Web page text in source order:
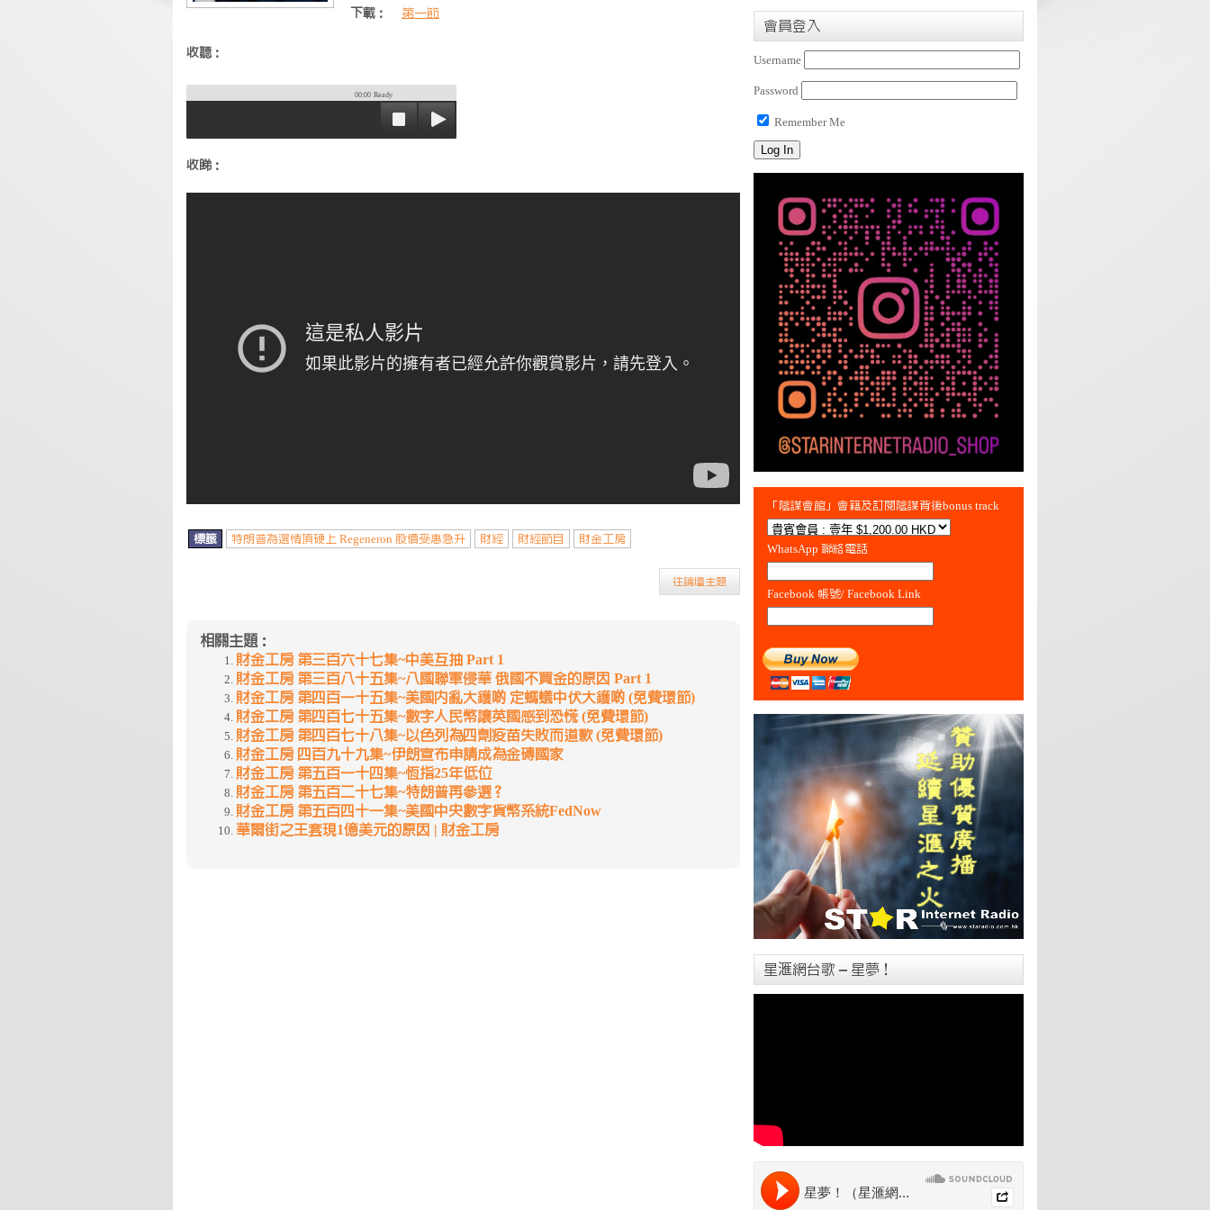
下載： 第一節
收聽：
00:00 Ready
收睇：
標籤 特朗普為選情頂硬上 Regeneron 股價受惠急升 財經 財經節目 財金工房
往論壇主題
相關主題：
財金工房 第三百六十七集~中美互抽 Part 1
財金工房 第三百八十五集~八國聯軍侵華 俄國不買金的原因 Part 1
財金工房 第四百一十五集~美國內亂大鑊啲 定螞蟻中伏大鑊啲 (免費環節)
財金工房 第四百七十五集~數字人民幣讓英國感到恐慌 (免費環節)
財金工房 第四百七十八集~以色列為四劑疫苗失敗而道歉 (免費環節)
財金工房 四百九十九集~伊朗宣布申請成為金磚國家
財金工房 第五百一十四集~恆指25年低位
財金工房 第五百二十七集~特朗普再參選？
財金工房 第五百四十一集~美國中央數字貨幣系統FedNow
華爾街之王套現1億美元的原因 | 財金工房
會員登入
Username
Password
Remember Me
「陰謀會館」會籍及訂閱陰謀背後bonus track
WhatsApp 聯絡電話
Facebook 帳號/ Facebook Link
星滙網台歌 – 星夢！